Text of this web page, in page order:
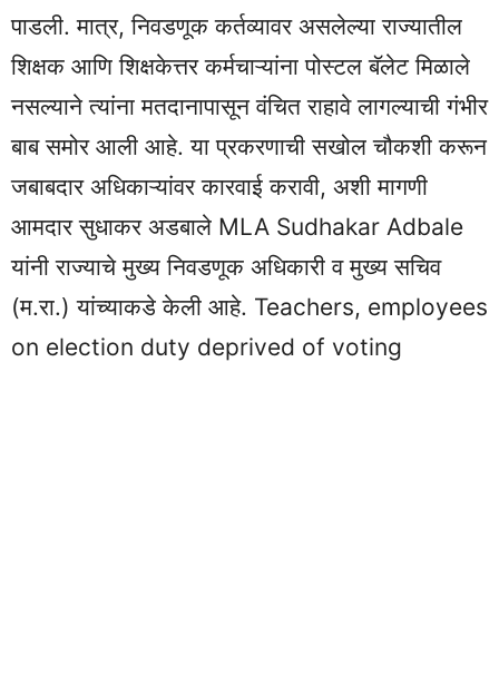
पाडली. मात्र, निवडणूक कर्तव्यावर असलेल्या राज्‍यातील
शिक्षक आणि शिक्षकेत्तर कर्मचाऱ्यांना पोस्टल बॅलेट मिळाले
नसल्याने त्यांना मतदानापासून वंचित राहावे लागल्याची गंभीर
बाब समोर आली आहे. या प्रकरणाची सखोल चौकशी करून
जबाबदार अधिकाऱ्यांवर कारवाई करावी, अशी मागणी
आमदार सुधाकर अडबाले MLA Sudhakar Adbale
यांनी राज्‍याचे मुख्य निवडणूक अधिकारी व मुख्य सचिव
(म.रा.) यांच्याकडे केली आहे. Teachers, employees
on election duty deprived of voting